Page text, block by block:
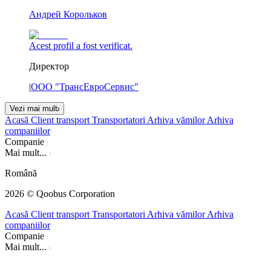
Андрей Корольков
Acest profil a fost verificat.
Директор
|ООО "ТрансЕвроСервис"
Vezi mai mult
Acasă Client transport Transportatori Arhiva vămilor Arhiva
companiilor
Companie
Mai mult...
Română
2026 © Qoobus Corporation
Acasă Client transport Transportatori Arhiva vămilor Arhiva
companiilor
Companie
Mai mult...